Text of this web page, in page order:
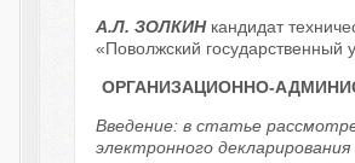
А.Л. ЗОЛКИНкандидат
«Поволжский
ОРГАНИЗАЦИОННО-
Введение: в статье
электронного